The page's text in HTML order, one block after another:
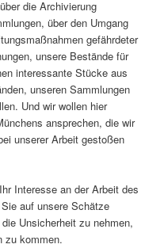
die Archivierung
über den Umgang
gefährdeter
unsere Bestände für
interessante Stücke aus
unseren Sammlungen
Und wir wollen hier
ansprechen, die wir
unserer Arbeit gestoßen
Interesse an der Arbeit des
auf unsere Schätze
Unsicherheit zu nehmen,
zu kommen.